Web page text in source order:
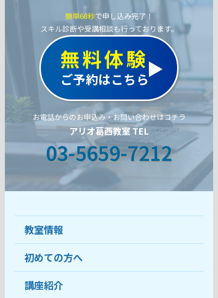
簡単60秒で申し込み完了！
スキル診断や受講相談も行っております。
無料体験
ご予約はこちら
お電話からのお申込み・お問い合わせはコチラ
アリオ葛西教室 TEL
03-5659-7212
教室情報
教室について
受講生の声
初めての方へ
ココがおすすめ
講座紹介